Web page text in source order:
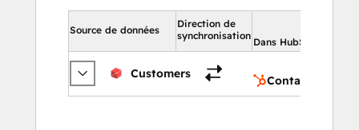
Source de données
Direction de
synchronisation
Dans HubSpot
Customers
Contacts